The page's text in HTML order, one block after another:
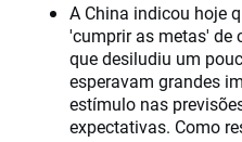
A China indicou hoje
'cumprir as metas' de
que desiludiu um
esperavam grandes
estímulo nas
expectativas. Como